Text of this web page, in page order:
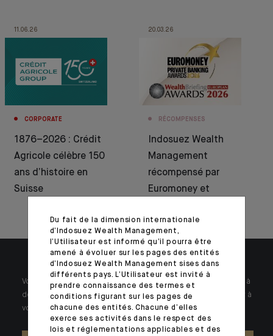
11.06.26
CORPORATE
1876–2026 : Crédit
Agricole célèbre 150
ans d’histoire en
Suisse
20.03.26
RÉCOMPENSES
Indosuez Wealth
Management
récompensé par
Euromoney et
Votre patrimoine est unique et requiert des réponses spécifiques à
des problématiques singulières. Jour après jour, nos experts sont à
votre écoute.
Du fait de la dimension internationale
d’Indosuez Wealth Management,
l’Utilisateur est informé qu’il pourra être
amené à évoluer sur les pages des entités
d’Indosuez Wealth Management sises dans
différents pays. L’Utilisateur est invité à
prendre connaissance des termes et
conditions figurant sur les pages de
chacune des entités. Chacune d’elles
exerce ses activités dans le respect des
lois et réglementations applicables et des